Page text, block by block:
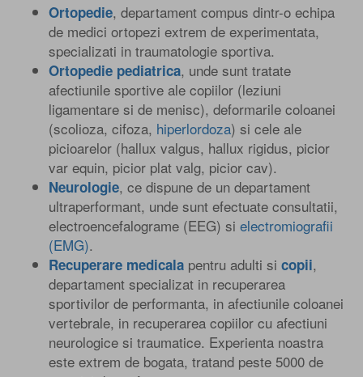
Ortopedie, departament compus dintr-o echipa
de medici ortopezi extrem de experimentata,
specializati in traumatologie sportiva.
Ortopedie pediatrica, unde sunt tratate
afectiunile sportive ale copiilor (leziuni
ligamentare si de menisc), deformarile coloanei
(scolioza, cifoza, hiperlordoza) si cele ale
picioarelor (hallux valgus, hallux rigidus, picior
var equin, picior plat valg, picior cav).
Neurologie, ce dispune de un departament
ultraperformant, unde sunt efectuate consultatii,
electroencefalograme (EEG) si electromiografii
(EMG).
Recuperare medicala pentru adulti si copii,
departament specializat in recuperarea
sportivilor de performanta, in afectiunile coloanei
vertebrale, in recuperarea copiilor cu afectiuni
neurologice si traumatice. Experienta noastra
este extrem de bogata, tratand peste 5000 de